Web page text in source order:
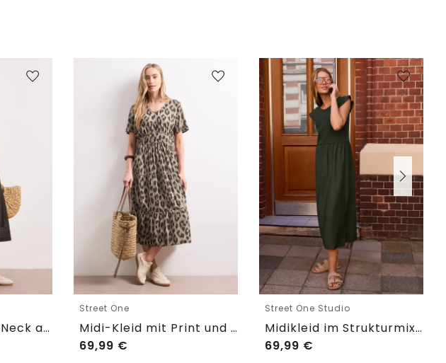
Midi-Kleid mit V-Neck aus Spitze
Street One
Midi-Kleid mit Print und Smok-Detail
69,99 €
Street One Studio
Midikleid im Strukturmix mit Rundhals
69,99 €